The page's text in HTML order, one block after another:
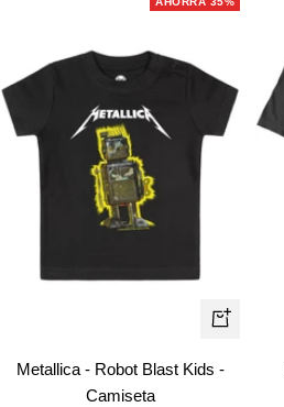
Vista
Metallica - Robot Blast Kids -
Camiseta